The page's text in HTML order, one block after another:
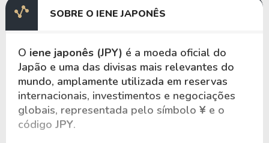
SOBRE O IENE JAPONÊS
O iene japonês (JPY) é a moeda oficial do
Japão e uma das divisas mais relevantes do
mundo, amplamente utilizada em reservas
internacionais, investimentos e negociações
globais, representada pelo símbolo ¥ e o
código JPY.